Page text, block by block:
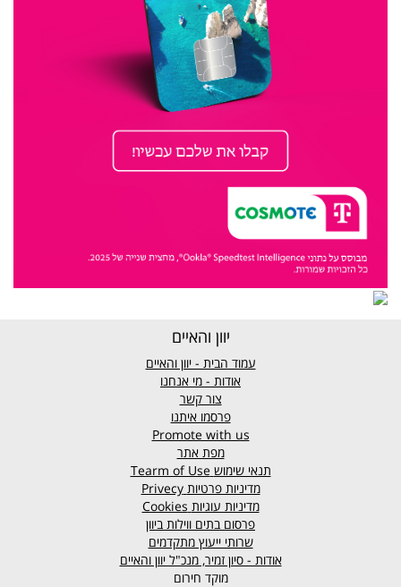
יוון והאיים
עמוד הבית - יוון והאיים
אודות - מי אנחנו
צור קשר
פרסמו איתנו
Promote with us
מפת אתר
תנאי שימוש
מדיניות פרטיות Privecy
מדיניות עוגיות Cookies
פרסום בתים ווילות ביוון
שרותי ייעוץ מתקדמים
אודות - סיון זמיר, מנכ"ל יוון והאיים
מוקד חירום